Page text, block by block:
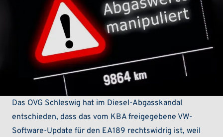
Das OVG Schleswig hat im Diesel-Abgasskandal
entschieden, dass das vom KBA freigegebene VW-
Software-Update für den EA189 rechtswidrig ist, weil